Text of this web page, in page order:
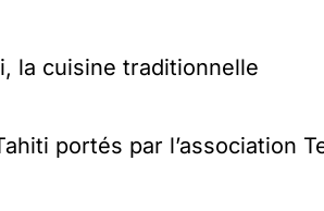
la cuisine traditionnelle
portés par l’association